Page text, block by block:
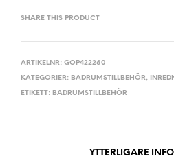
SHARE THIS PRODUCT
ARTIKELNR: GOP422260
KATEGORIER: BADRUMSTILLBEHÖR,
ETIKETT: BADRUMSTILLBEHÖR
YTTERLIGARE